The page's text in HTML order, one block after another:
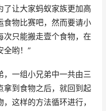
了让大家蚂蚁家族更加高
食物比赛吧，然而要请小
次只能搬走壹个食物，在
全哟！”
，一组小兄弟中一共由三
拿到食物之后，就回到起
这样的方法循环进行，